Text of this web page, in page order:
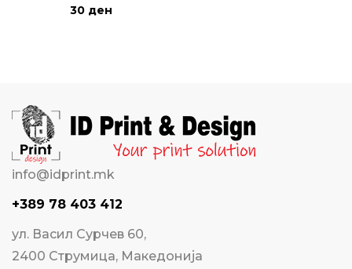
30 ден
info@idprint.mk
+389 78 403 412
ул. Васил Сурчев 60,
2400 Струмица, Македонија